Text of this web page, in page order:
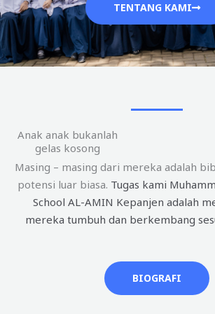
TENTANG KAMI
Anak anak bukanlah
gelas kosong
Masing – masing dari mereka adalah
potensi luar biasa. Tugas kami
School AL-AMIN Kepanjen adalah
mereka tumbuh dan berkembang
BIOGRAFI